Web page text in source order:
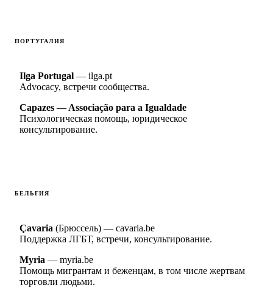
ПОРТУГАЛИЯ
Ilga Portugal — ilga.pt
Advocacy, встречи сообщества.
Capazes — Associação para a Igualdade
Психологическая помощь, юридическое
консультирование.
БЕЛЬГИЯ
Çavaria (Брюссель) — cavaria.be
Поддержка ЛГБТ, встречи, консультирование.
Myria — myria.be
Помощь мигрантам и беженцам, в том числе жертвам
торговли людьми.